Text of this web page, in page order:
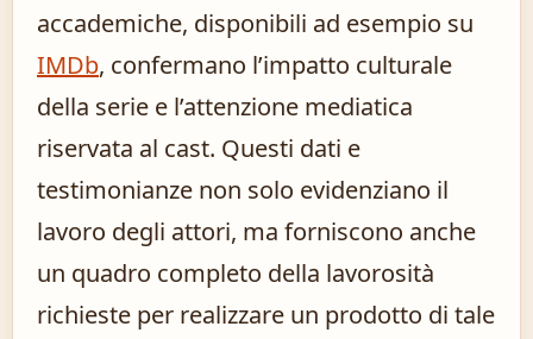
accademiche, disponibili ad esempio su
IMDb, confermano l’impatto culturale
della serie e l’attenzione mediatica
riservata al cast. Questi dati e
testimonianze non solo evidenziano il
lavoro degli attori, ma forniscono anche
un quadro completo della lavorosità
richieste per realizzare un prodotto di tale